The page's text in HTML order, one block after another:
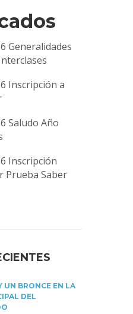
Generalidades
Inscripción a
Saludo Año
Inscripción
Prueba Saber
UN BRONCE EN LA
DEL